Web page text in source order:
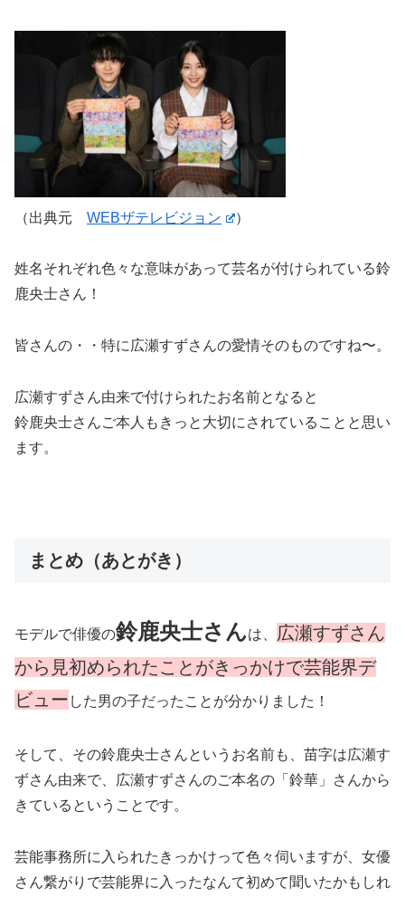
（出典元 WEBザテレビジョン ）
姓名それぞれ色々な意味があって芸名が付けられている鈴
鹿央士さん！
皆さんの・・特に広瀬すずさんの愛情そのものですね〜。
広瀬すずさん由来で付けられたお名前となると
鈴鹿央士さんご本人もきっと大切にされていることと思い
ます。
まとめ（あとがき）
モデルで俳優の鈴鹿央士さんは、
広瀬すずさん
から見初められたことがきっかけで芸能界デ
ビュー した男の子だったことが分かりました！
そして、その鈴鹿央士さんというお名前も、苗字は広瀬す
ずさん由来で、広瀬すずさんのご本名の「鈴華」さんから
きているということです。
芸能事務所に入られたきっかけって色々伺いますが、女優
さん繋がりで芸能界に入ったなんて初めて聞いたかもしれ